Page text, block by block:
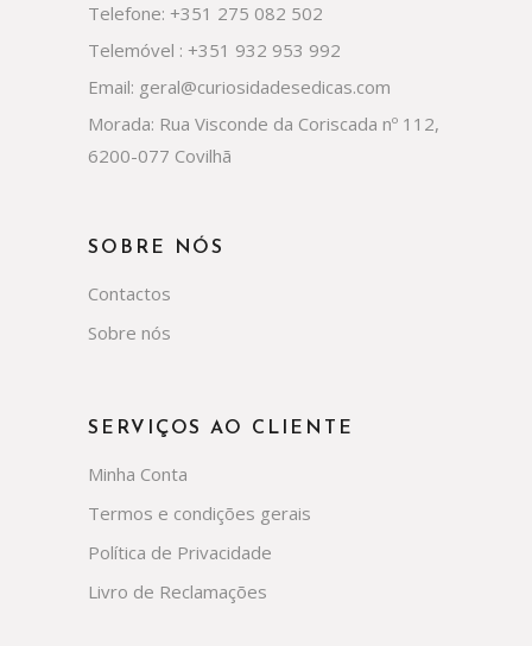
Telefone: +351 275 082 502
Telemóvel : +351 932 953 992
Email: geral@curiosidadesedicas.com
Morada: Rua Visconde da Coriscada nº 112,
6200-077 Covilhã
SOBRE NÓS
Contactos
Sobre nós
SERVIÇOS AO CLIENTE
Minha Conta
Termos e condições gerais
Política de Privacidade
Livro de Reclamações